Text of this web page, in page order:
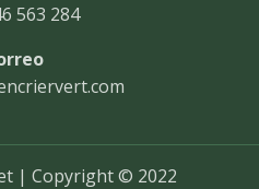
563 284
| Copyright © 2022